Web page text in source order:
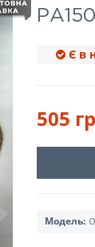
Є в
505
Модель: